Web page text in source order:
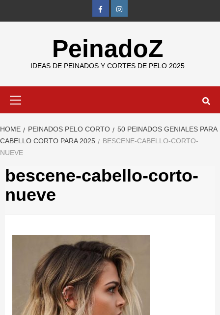
FB IG
PeinadoZ
IDEAS DE PEINADOS Y CORTES DE PELO 2025
HOME PEINADOS PELO CORTO
50 PEINADOS GENIALES PARA
CABELLO CORTO PARA 2025
BESCENE-CABELLO-CORTO-
NUEVE
bescene-cabello-corto-
nueve